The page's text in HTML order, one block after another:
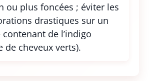
ou plus foncées ; éviter les
drastiques sur un
contenant de l’indigo
de cheveux verts).